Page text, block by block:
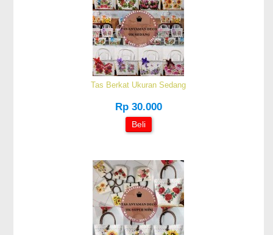
Tas Berkat Ukuran Sedang
Rp 30.000
Beli